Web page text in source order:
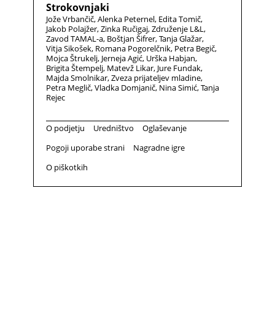
Strokovnjaki
Jože Vrbančič Alenka Peternel Edita Tomič
Jakob Polajžer Zinka Ručigaj Združenje L&L
Zavod TAMAL-a Boštjan Šifrer Tanja Glažar
Vitja Sikošek Romana Pogorelčnik Petra Begič
Mojca Štrukelj Jerneja Agić Urška Habjan
Brigita Štempelj Matevž Likar Jure Fundak
Majda Smolnikar Zveza prijateljev mladine
Petra Meglič Vladka Domjanič Nina Simić Tanja
Rejec
O podjetju Uredništvo
Oglaševanje
Pogoji uporabe strani
Nagradne igre
O piškotkih